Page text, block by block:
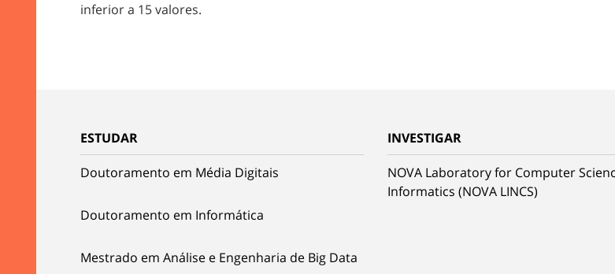
inferior a 15 valores.
ESTUDAR
Doutoramento em Média Digitais
Doutoramento em Informática
Mestrado em Análise e Engenharia de Big Data
INVESTIGAR
NOVA Laboratory for Computer
Informatics (NOVA LINCS)